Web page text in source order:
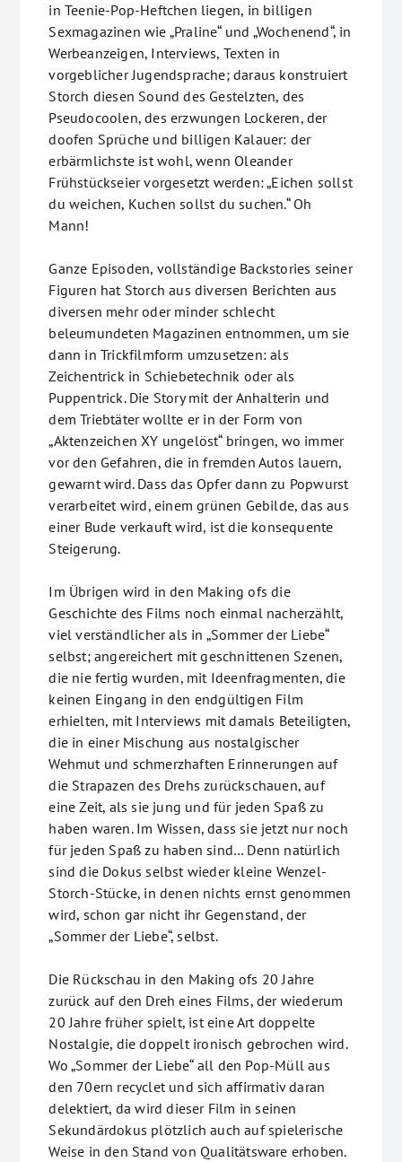
in Teenie-Pop-Heftchen liegen, in billigen
Sexmagazinen wie „Praline“ und „Wochenend“, in
Werbeanzeigen, Interviews, Texten in
vorgeblicher Jugendsprache; daraus konstruiert
Storch diesen Sound des Gestelzten, des
Pseudocoolen, des erzwungen Lockeren, der
doofen Sprüche und billigen Kalauer: der
erbärmlichste ist wohl, wenn Oleander
Frühstückseier vorgesetzt werden: „Eichen sollst
du weichen, Kuchen sollst du suchen.“ Oh
Mann!
Ganze Episoden, vollständige Backstories seiner
Figuren hat Storch aus diversen Berichten aus
diversen mehr oder minder schlecht
beleumundeten Magazinen entnommen, um sie
dann in Trickfilmform umzusetzen: als
Zeichentrick in Schiebetechnik oder als
Puppentrick. Die Story mit der Anhalterin und
dem Triebtäter wollte er in der Form von
„Aktenzeichen XY ungelöst“ bringen, wo immer
vor den Gefahren, die in fremden Autos lauern,
gewarnt wird. Dass das Opfer dann zu Popwurst
verarbeitet wird, einem grünen Gebilde, das aus
einer Bude verkauft wird, ist die konsequente
Steigerung.
Im Übrigen wird in den Making ofs die
Geschichte des Films noch einmal nacherzählt,
viel verständlicher als in „Sommer der Liebe“
selbst; angereichert mit geschnittenen Szenen,
die nie fertig wurden, mit Ideenfragmenten, die
keinen Eingang in den endgültigen Film
erhielten, mit Interviews mit damals Beteiligten,
die in einer Mischung aus nostalgischer
Wehmut und schmerzhaften Erinnerungen auf
die Strapazen des Drehs zurückschauen, auf
eine Zeit, als sie jung und für jeden Spaß zu
haben waren. Im Wissen, dass sie jetzt nur noch
für jeden Spaß zu haben sind… Denn natürlich
sind die Dokus selbst wieder kleine Wenzel-
Storch-Stücke, in denen nichts ernst genommen
wird, schon gar nicht ihr Gegenstand, der
„Sommer der Liebe“, selbst.
Die Rückschau in den Making ofs 20 Jahre
zurück auf den Dreh eines Films, der wiederum
20 Jahre früher spielt, ist eine Art doppelte
Nostalgie, die doppelt ironisch gebrochen wird.
Wo „Sommer der Liebe“ all den Pop-Müll aus
den 70ern recyclet und sich affirmativ daran
delektiert, da wird dieser Film in seinen
Sekundärdokus plötzlich auch auf spielerische
Weise in den Stand von Qualitätsware erhoben.